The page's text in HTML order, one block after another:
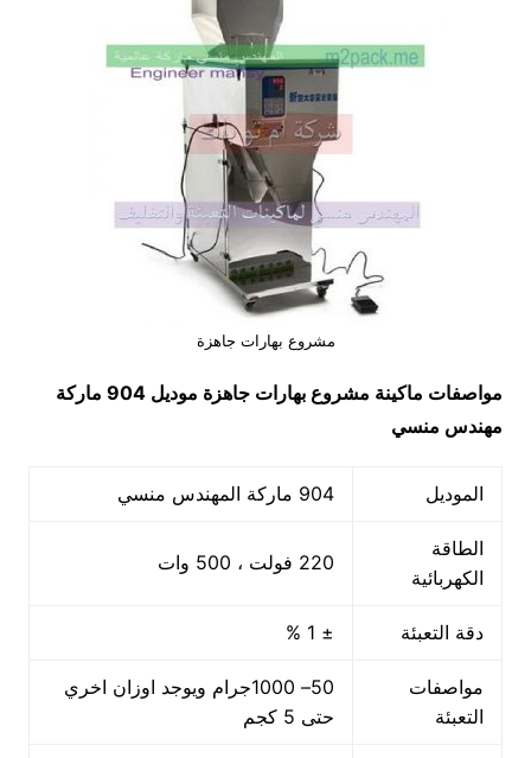
مشروع بهارات جاهزة
مواصفات ماكينة مشروع بهارات جاهزة
موديل 904 ماركة
مهندس منسي
الموديل 904 ماركة المهندس منسي
الطاقة
الكهربائية
220 فولت ، 500 وات
دقة التعبئة ± 1 %
مواصفات
التعبئة
50– 1000جرام ويوجد اوزان اخري
حتى 5 كجم